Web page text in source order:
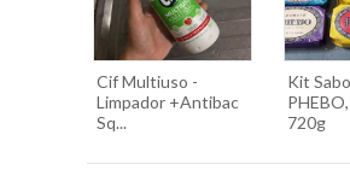
Cif Multiuso -
Limpador +Antibac
Sq...
Kit
720g